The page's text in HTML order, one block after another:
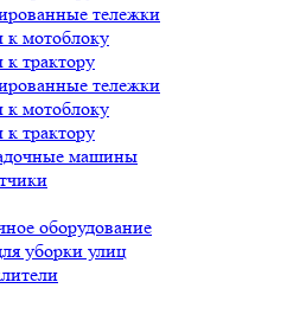
тележки
мотоблоку
трактору
тележки
мотоблоку
трактору
машины
оборудование
уборки улиц